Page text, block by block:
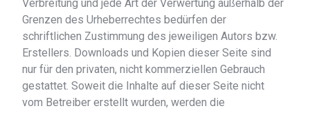
Verbreitung und jede Art der Verwertung außerhalb der
Grenzen des Urheberrechtes bedürfen der
schriftlichen Zustimmung des jeweiligen Autors bzw.
Erstellers. Downloads und Kopien dieser Seite sind
nur für den privaten, nicht kommerziellen Gebrauch
gestattet. Soweit die Inhalte auf dieser Seite nicht
vom Betreiber erstellt wurden, werden die